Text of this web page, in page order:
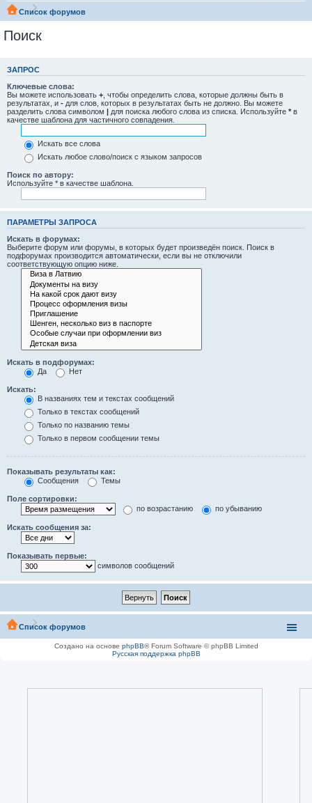
Список форумов
Поиск
ЗАПРОС
Ключевые слова:
Вы можете использовать + , чтобы определить слова, которые должны быть в
результатах, и - для слов, которых в результатах быть не должно. Вы можете
разделить слова символом | для поиска любого слова из списка. Используйте * в
качестве шаблона для частичного совпадения.
Искать все слова
Искать любое слово/поиск с языком запросов
Поиск по автору:
Используйте * в качестве шаблона.
ПАРАМЕТРЫ ЗАПРОСА
Искать в форумах:
Выберите форум или форумы, в которых будет произведён поиск. Поиск в
подфорумах производится автоматически, если вы не отключили
соответствующую опцию ниже.
Искать в подфорумах:
Да
Нет
Искать:
В названиях тем и текстах сообщений
Только в текстах сообщений
Только по названию темы
Только в первом сообщении темы
Показывать результаты как:
Сообщения
Темы
Поле сортировки:
по возрастанию
по убыванию
Искать сообщения за:
Показывать первые:
символов сообщений
Список форумов
Создано на основе phpBB® Forum Software © phpBB Limited
Русская поддержка phpBB